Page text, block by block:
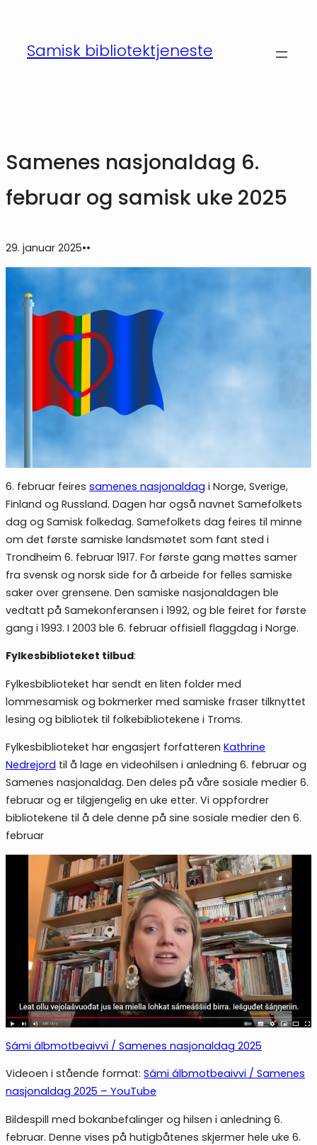
innholdSamisk bibliotektjeneste
Samenes nasjonaldag 6.
februar og samisk uke 2025
29. januar 2025••
6. februar feires samenes nasjonaldag i Norge, Sverige,
Finland og Russland. Dagen har også navnet Samefolkets
dag og Samisk folkedag. Samefolkets dag feires til minne
om det første samiske landsmøtet som fant sted i
Trondheim 6. februar 1917. For første gang møttes samer
fra svensk og norsk side for å arbeide for felles samiske
saker over grensene. Den samiske nasjonaldagen ble
vedtatt på Samekonferansen i 1992, og ble feiret for første
gang i 1993. I 2003 ble 6. februar offisiell flaggdag i Norge.
Fylkesbiblioteket tilbud:
Fylkesbiblioteket har sendt en liten folder med
lommesamisk og bokmerker med samiske fraser tilknyttet
lesing og bibliotek til folkebibliotekene i Troms.
Fylkesbiblioteket har engasjert forfatteren Kathrine
Nedrejord til å lage en videohilsen i anledning 6. februar og
Samenes nasjonaldag. Den deles på våre sosiale medier 6.
februar og er tilgjengelig en uke etter. Vi oppfordrer
bibliotekene til å dele denne på sine sosiale medier den 6.
februar
Sámi álbmotbeaivvi / Samenes nasjonaldag 2025
Videoen i stående format: Sámi álbmotbeaivvi / Samenes
nasjonaldag 2025 – YouTube
Bildespill med bokanbefalinger og hilsen i anledning 6.
februar. Denne vises på hutigbåtenes skjermer hele uke 6.